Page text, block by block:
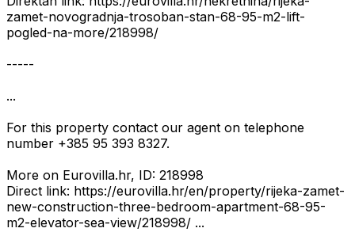
zamet-novogradnja-trosoban-stan-68-95-m2-lift-
pogled-na-more/218998/
-----
...
For this property contact our agent on telephone
number +385 95 393 8327.
More on Eurovilla.hr, ID: 218998
Direct link: https://eurovilla.hr/en/property/rijeka-zamet-
new-construction-three-bedroom-apartment-68-95-
m2-elevator-sea-view/218998/ ...